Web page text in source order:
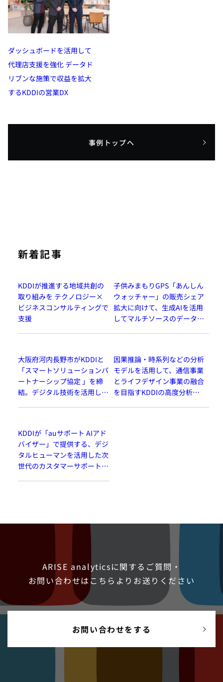
ダッシュボードを活用して
代理店支援を強化 データド
リブンな施策で収益を拡大
するKDDIの営業DX
事例トップへ
新着記事
KDDIが推進する地域共創の
取り組みを テクノロジー×
ビジネスコンサルティングで
支援
子供みまもりGPS「あんしん
ウォッチャー」の販売シェア
拡大に向けて、生成AIを活用
してマルチソースのデータを
大阪府河内長野市がKDDIと
「スマートソリューションパ
ートナーシップ協定 」を締
結。デジタル技術を活用した
因果推論・時系列などの分析
モデルを活用して、通信事業
とライフデザイン事業の融合
を目指すKDDIの高度分析プ
KDDIが「auサポート AIアド
バイザー」で提供する、デジ
タルヒューマンを活用した次
世代のカスタマーサポート体
ARISE analyticsに関するご質問・
お問い合わせは こちらよりお送りください
お問い合わせをする